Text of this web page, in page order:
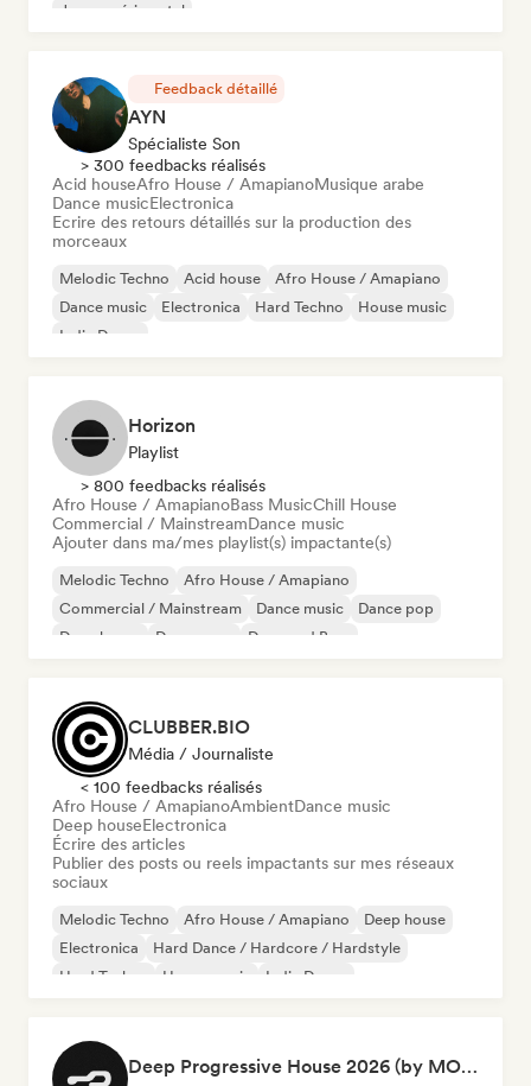
Jazz expérimental
Feedback détaillé
AYN
Spécialiste Son
> 300 feedbacks réalisés
Acid houseAfro House / AmapianoMusique arabe
Dance musicElectronica
Ecrire des retours détaillés sur la production des
morceaux
Melodic Techno Acid house
Afro House / Amapiano
Dance music
Electronica Hard Techno
House music
Indie Dance
Horizon
Playlist
> 800 feedbacks réalisés
Afro House / AmapianoBass MusicChill House
Commercial / MainstreamDance music
Ajouter dans ma/mes playlist(s) impactante(s)
Melodic Techno
Afro House / Amapiano
Commercial / Mainstream
Dance music
Dance pop
Deep house
Dream pop Drum and Bass
CLUBBER.BIO
Média / Journaliste
< 100 feedbacks réalisés
Afro House / AmapianoAmbientDance music
Deep houseElectronica
Écrire des articles
Publier des posts ou reels impactants sur mes réseaux
sociaux
Melodic Techno Afro House / Amapiano
Deep house
Electronica
Hard Dance / Hardcore / Hardstyle
Hard Techno
House music Indie Dance
Deep Progressive House 2026 (by MODERNDEEP)